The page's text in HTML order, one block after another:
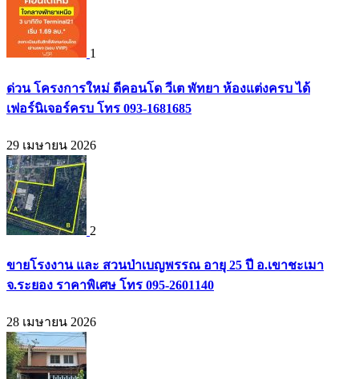
1
ด่วน โครงการใหม่ ดีคอนโด วีเต พัทยา ห้องแต่งครบ ได้
เฟอร์นิเจอร์ครบ โทร 093-1681685
29 เมษายน 2026
2
ขายโรงงาน และ สวนป่าเบญพรรณ อายุ 25 ปี อ.เขาชะเมา
จ.ระยอง ราคาพิเศษ โทร 095-2601140
28 เมษายน 2026